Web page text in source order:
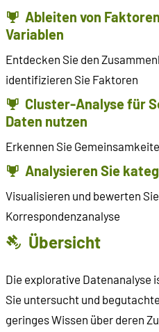
Ableiten von
Variablen
Entdecken Sie den
identifizieren Sie Faktoren
Cluster-Analyse für
Daten nutzen
Erkennen Sie
Analysieren Sie
Visualisieren und bewerten
Korrespondenzanalyse
Übersicht
Die explorative Datenanalyse
Sie untersucht und
geringes Wissen über deren